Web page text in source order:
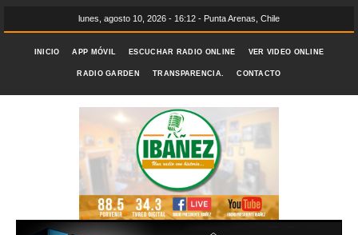
lunes, agosto 10, 2026 - 16:12 - Punta Arenas, Chile
INICIO APP MÓVIL ESCUCHAR RADIO ONLINE VER VIDEO ONLINE
RADIO GARDEN TRANSPARENCIA. CONTACTO